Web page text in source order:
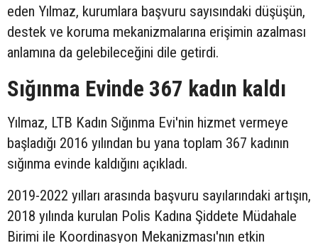
eden Yılmaz, kurumlara başvuru sayısındaki düşüşün,
destek ve koruma mekanizmalarına erişimin azalması
anlamına da gelebileceğini dile getirdi.
Sığınma Evinde 367 kadın kaldı
Yılmaz, LTB Kadın Sığınma Evi'nin hizmet vermeye
başladığı 2016 yılından bu yana toplam 367 kadının
sığınma evinde kaldığını açıkladı.
2019-2022 yılları arasında başvuru sayılarındaki artışın,
2018 yılında kurulan Polis Kadına Şiddete Müdahale
Birimi ile Koordinasyon Mekanizması'nın etkin